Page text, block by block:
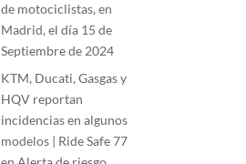
de motociclistas, en
Madrid, el día 15 de
Septiembre de 2024
KTM, Ducati, Gasgas y
HQV reportan
incidencias en algunos
modelos | Ride Safe 77